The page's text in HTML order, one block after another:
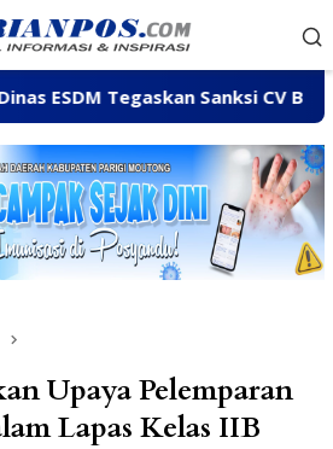
Sanksi CV BBN Belum
Upaya Pelemparan
Lapas Kelas IIB